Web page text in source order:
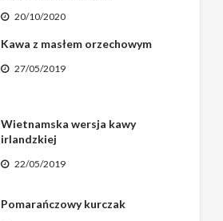
20/10/2020
Kawa z masłem orzechowym
27/05/2019
Wietnamska wersja kawy
irlandzkiej
22/05/2019
Pomarańczowy kurczak